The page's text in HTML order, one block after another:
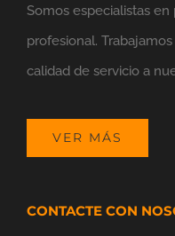
Somos especialistas
profesional.
calidad de servicio a
VER MÁS
CONTACTE CON